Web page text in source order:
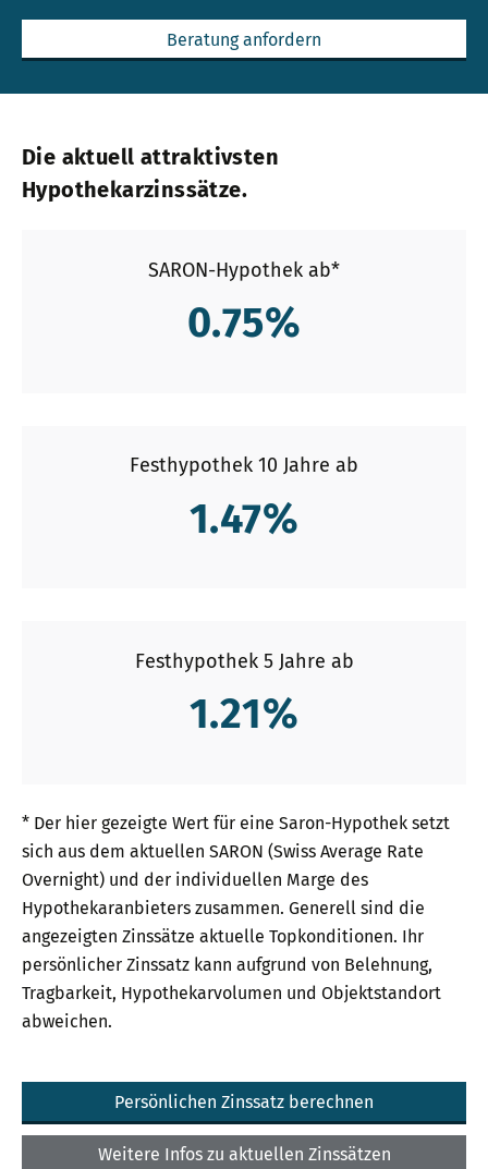
Beratung anfordern
Die aktuell attraktivsten
Hypothekarzinssätze.
SARON-Hypothek ab*
0.75%
Festhypothek 10 Jahre ab
1.47%
Festhypothek 5 Jahre ab
1.21%
* Der hier gezeigte Wert für eine Saron-Hypothek setzt
sich aus dem aktuellen SARON (Swiss Average Rate
Overnight) und der individuellen Marge des
Hypothekaranbieters zusammen. Generell sind die
angezeigten Zinssätze aktuelle Topkonditionen. Ihr
persönlicher Zinssatz kann aufgrund von Belehnung,
Tragbarkeit, Hypothekarvolumen und Objektstandort
abweichen.
Persönlichen Zinssatz berechnen
Weitere Infos zu aktuellen Zinssätzen